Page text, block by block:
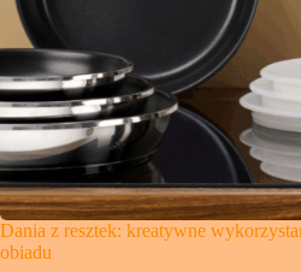
Dania z resztek: kreatywne
obiadu